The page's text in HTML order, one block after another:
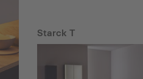
Starck T